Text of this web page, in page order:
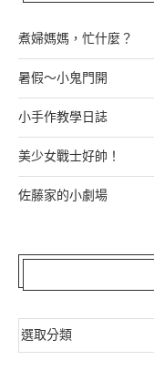
煮婦媽媽，忙什麼？
暑假～小鬼門開
小手作教學日誌
美少女戰士好帥！
佐藤家的小劇場